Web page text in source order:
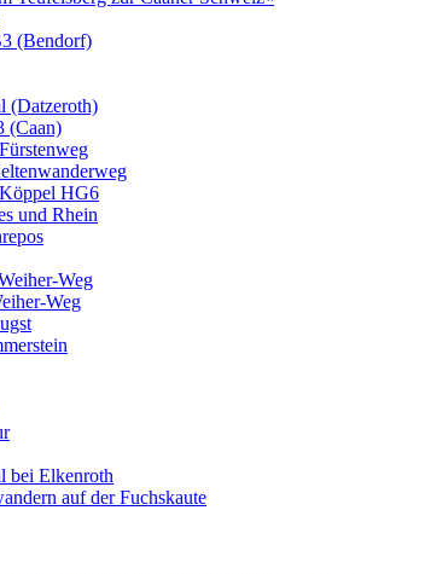
(Bendorf)
(Datzeroth)
(Caan)
HG6
und Rhein
Weg
Weg
bei Elkenroth
auf der Fuchskaute